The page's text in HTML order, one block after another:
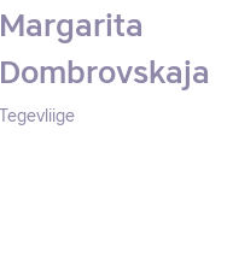
Margarita
Dombrovskaja
Tegevliige